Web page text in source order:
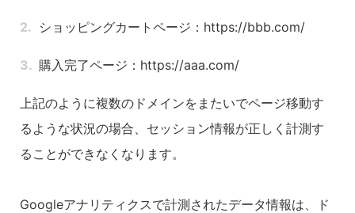
ショッピングカートページ：https://bbb.com/
購入完了ページ：https://aaa.com/
上記のように複数のドメインをまたいでページ移動す
るような状況の場合、セッション情報が正しく計測す
ることができなくなります。
Googleアナリティクスで計測されたデータ情報は、ド